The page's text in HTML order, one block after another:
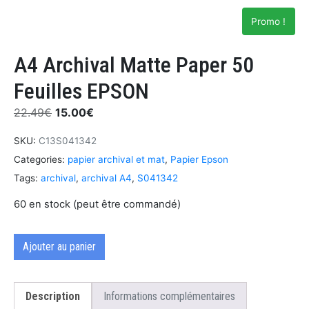
Promo !
A4 Archival Matte Paper 50
Feuilles EPSON
22.49€ 15.00€
SKU: C13S041342
Categories: papier archival et mat, Papier Epson
Tags: archival, archival A4, S041342
60 en stock (peut être commandé)
Ajouter au panier
Description Informations complémentaires